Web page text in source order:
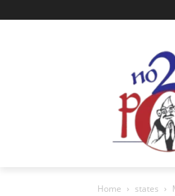
Home states